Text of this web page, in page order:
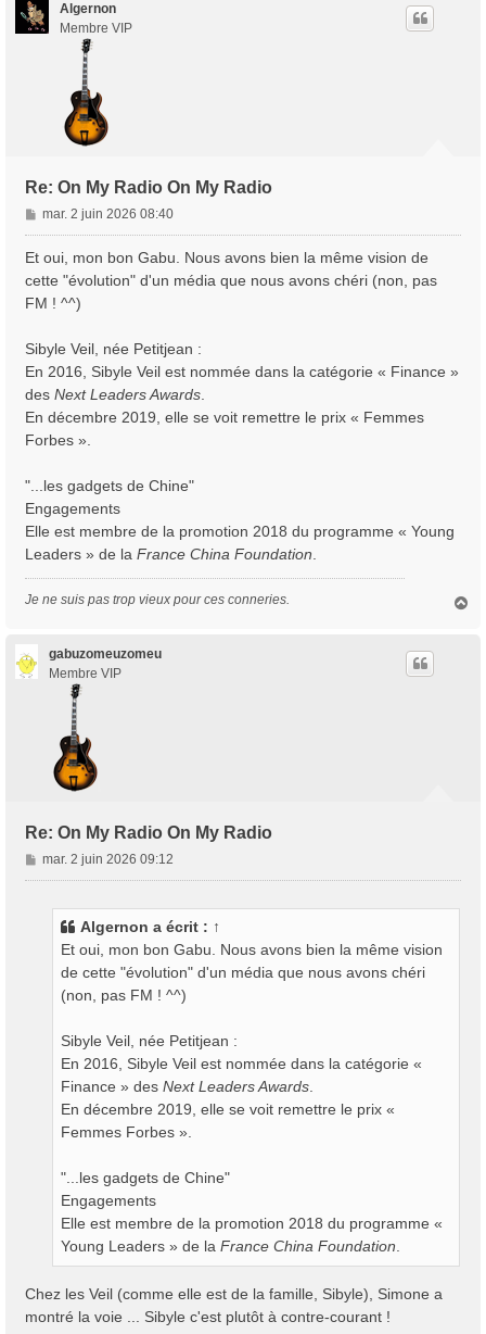
Algernon
Membre VIP
Re: On My Radio On My Radio
M
e
s
g
mar. 2 juin 2026 08:40
Et oui, mon bon Gabu. Nous avons bien la même vision de
cette "évolution" d'un média que nous avons chéri (non, pas
FM ! ^^)
Sibyle Veil, née Petitjean :
En 2016, Sibyle Veil est nommée dans la catégorie « Finance »
des Next Leaders Awards.
En décembre 2019, elle se voit remettre le prix « Femmes
Forbes ».
"...les gadgets de Chine"
Engagements
Elle est membre de la promotion 2018 du programme « Young
Leaders » de la France China Foundation.
Je ne suis pas trop vieux pour ces conneries.
gabuzomeuzomeu
Membre VIP
Re: On My Radio On My Radio
M
e
mar. 2 juin 2026 09:12
Algernon a écrit : ↑
Et oui, mon bon Gabu. Nous avons bien la même vision
de cette "évolution" d'un média que nous avons chéri
(non, pas FM ! ^^)
Sibyle Veil, née Petitjean :
En 2016, Sibyle Veil est nommée dans la catégorie «
Finance » des Next Leaders Awards
En décembre 2019, elle se voit remettre le prix «
Femmes Forbes ».
"...les gadgets de Chine"
Engagements
Elle est membre de la promotion 2018 du programme «
Young Leaders » de la France China Foundation
Chez les Veil (comme elle est de la famille, Sibyle), Simone a
montré la voie ... Sibyle c'est plutôt à contre-courant !